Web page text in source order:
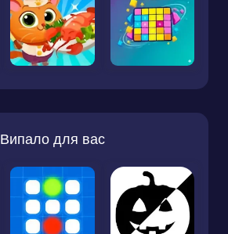
Випало для вас